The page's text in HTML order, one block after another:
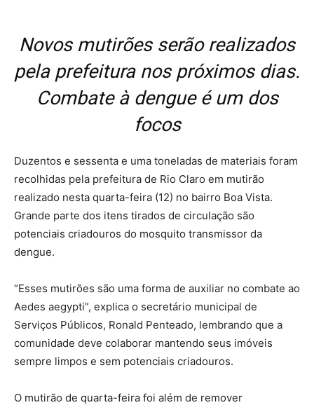
Novos mutirões serão realizados
pela prefeitura nos próximos dias.
Combate à dengue é um dos
focos
Duzentos e sessenta e uma toneladas de materiais foram
recolhidas pela prefeitura de Rio Claro em mutirão
realizado nesta quarta-feira (12) no bairro Boa Vista.
Grande parte dos itens tirados de circulação são
potenciais criadouros do mosquito transmissor da
dengue.
“Esses mutirões são uma forma de auxiliar no combate ao
Aedes aegypti”, explica o secretário municipal de
Serviços Públicos, Ronald Penteado, lembrando que a
comunidade deve colaborar mantendo seus imóveis
sempre limpos e sem potenciais criadouros.
O mutirão de quarta-feira foi além de remover